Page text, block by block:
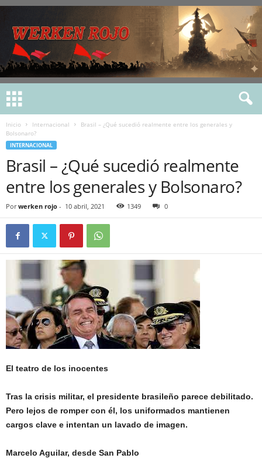
Inicio Internacional
Brasil – ¿Qué sucedió realmente entre los generales y
Bolsonaro?
INTERNACIONAL
Brasil – ¿Qué sucedió realmente
entre los generales y Bolsonaro?
Por werken rojo - 10 abril, 2021 1349 0
El teatro de los inocentes
Tras la crisis militar, el presidente brasileño parece debilitado.
Pero lejos de romper con él, los uniformados mantienen
cargos clave e intentan un lavado de imagen.
Marcelo Aguilar, desde San Pablo